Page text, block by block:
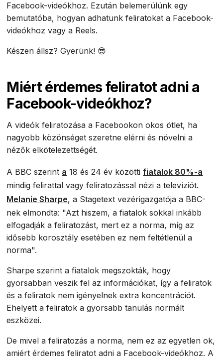
Facebook-videókhoz. Ezután belemerülünk egy
bemutatóba, hogyan adhatunk feliratokat a Facebook-
videókhoz vagy a Reels.
Készen állsz? Gyerünk! 😎
Miért érdemes feliratot adni a
Facebook-videókhoz?
A videók feliratozása a Facebookon okos ötlet, ha
nagyobb közönséget szeretne elérni és növelni a
nézők elkötelezettségét.
A BBC szerint a 18 és 24 év közöttifiatalok 80%-a
mindig felirattal vagy feliratozással nézi a televíziót.
Melanie Sharpe, a Stagetext vezérigazgatója a BBC-
nek elmondta: "Azt hiszem, a fiatalok sokkal inkább
elfogadják a feliratozást, mert ez a norma, míg az
idősebb korosztály esetében ez nem feltétlenül a
norma".
Sharpe szerint a fiatalok megszokták, hogy
gyorsabban veszik fel az információkat, így a feliratok
és a feliratok nem igényelnek extra koncentrációt.
Ehelyett a feliratok a gyorsabb tanulás normált
eszközei.
De mivel a feliratozás a norma, nem ez az egyetlen ok,
amiért érdemes feliratot adni a Facebook-videókhoz. A